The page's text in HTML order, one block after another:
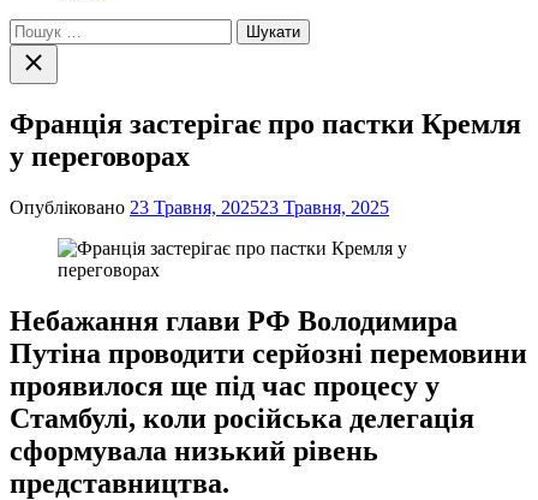
Пошук:
Закрити
пошук
Франція застерігає про пастки Кремля
у переговорах
Опубліковано 23 Травня, 202523 Травня, 2025
Небажання глави РФ Володимира
Путіна проводити серйозні перемовини
проявилося ще під час процесу у
Стамбулі, коли російська делегація
сформувала низький рівень
представництва.